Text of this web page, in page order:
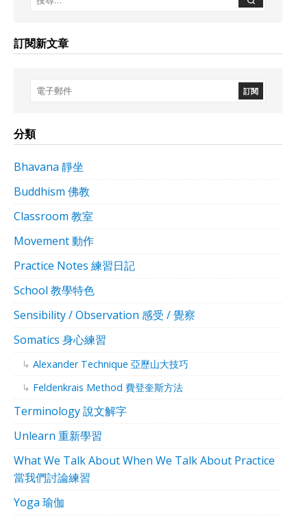
訂閱新文章
分類
Bhavana 靜坐
Buddhism 佛教
Classroom 教室
Movement 動作
Practice Notes 練習日記
School 教學特色
Sensibility / Observation 感受 / 覺察
Somatics 身心練習
Alexander Technique 亞歷山大技巧
Feldenkrais Method 費登奎斯方法
Terminology 說文解字
Unlearn 重新學習
What We Talk About When We Talk About Practice
當我們討論練習
Yoga 瑜伽